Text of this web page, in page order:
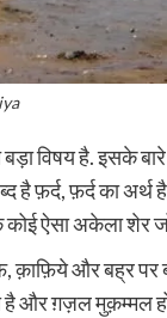
है. इसके बारे में
फ़र्द, फ़र्द का अर्थ
कोई ऐसा अकेला शेर
और बह्र पर
है और ग़ज़ल मुक़म्मल